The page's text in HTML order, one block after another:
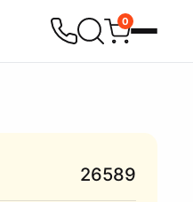
0
26589